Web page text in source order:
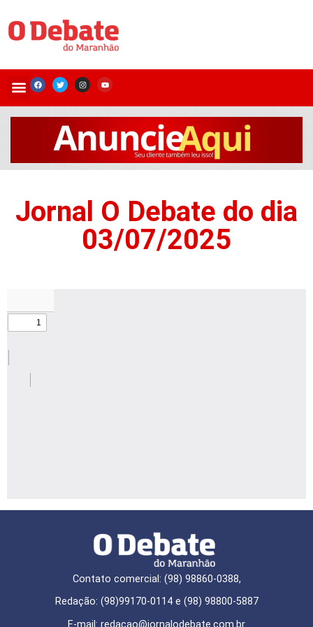
Jornal O Debate do dia
03/07/2025
Contato comercial: (98) 98860-0388,
Redação: (98)99170-0114 e (98) 98800-5887
E-mail: redaçao@jornalodebate.com.br